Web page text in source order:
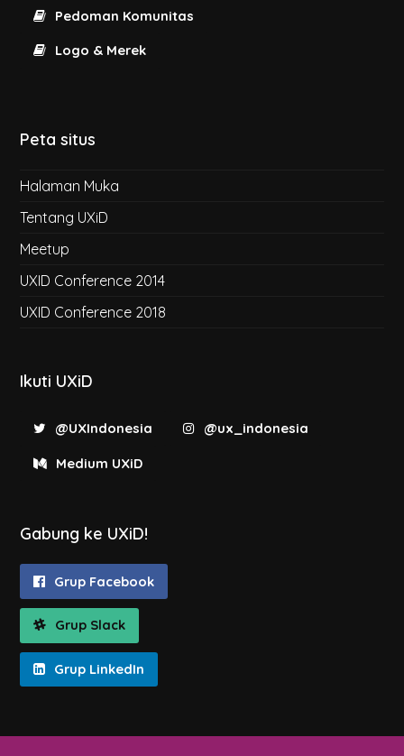
Pedoman Komunitas
Logo & Merek
Peta situs
Halaman Muka
Tentang UXiD
Meetup
UXID Conference 2014
UXID Conference 2018
Ikuti UXiD
@UXIndonesia @ux_indonesia
Medium UXiD
Gabung ke UXiD!
Grup Facebook
Grup Slack
Grup LinkedIn